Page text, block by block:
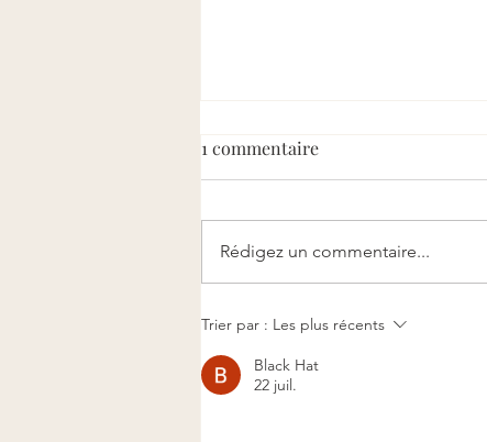
Massage Tuina à Delémont :
chinois ancestral
1 commentaire
Rédigez un commentaire...
Trier par : Les plus récents
Black Hat
22 juil.